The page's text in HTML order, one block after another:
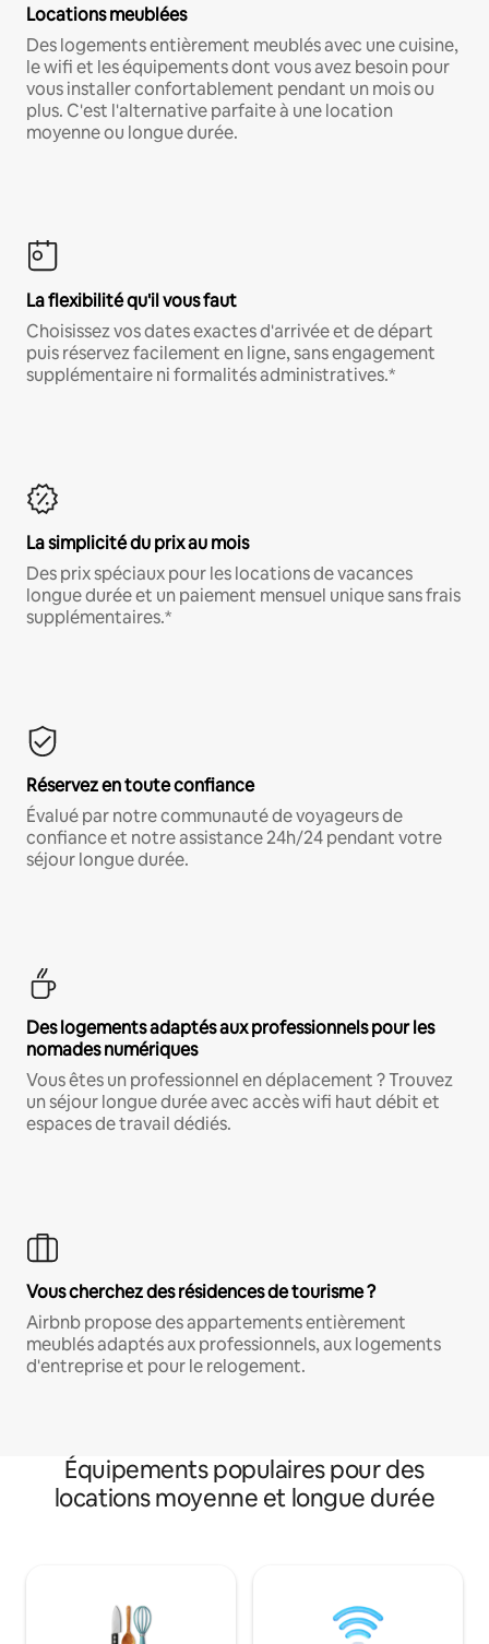
Locations meublées
Des logements entièrement meublés avec une cuisine,
le wifi et les équipements dont vous avez besoin pour
vous installer confortablement pendant un mois ou
plus. C'est l'alternative parfaite à une location
moyenne ou longue durée.
La flexibilité qu'il vous faut
Choisissez vos dates exactes d'arrivée et de départ
puis réservez facilement en ligne, sans engagement
supplémentaire ni formalités administratives.*
La simplicité du prix au mois
Des prix spéciaux pour les locations de vacances
longue durée et un paiement mensuel unique sans frais
supplémentaires.*
Réservez en toute confiance
Évalué par notre communauté de voyageurs de
confiance et notre assistance 24h/24 pendant votre
séjour longue durée.
Des logements adaptés aux professionnels pour les
nomades numériques
Vous êtes un professionnel en déplacement ? Trouvez
un séjour longue durée avec accès wifi haut débit et
espaces de travail dédiés.
Vous cherchez des résidences de tourisme ?
Airbnb propose des appartements entièrement
meublés adaptés aux professionnels, aux logements
d'entreprise et pour le relogement.
Équipements populaires pour des
locations moyenne et longue durée